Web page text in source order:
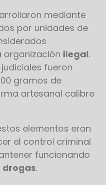
mediante
por unidades de
ilegal.
fueron
gramos de
artesanal calibre
elementos eran
el control criminal
funcionando
drogas.